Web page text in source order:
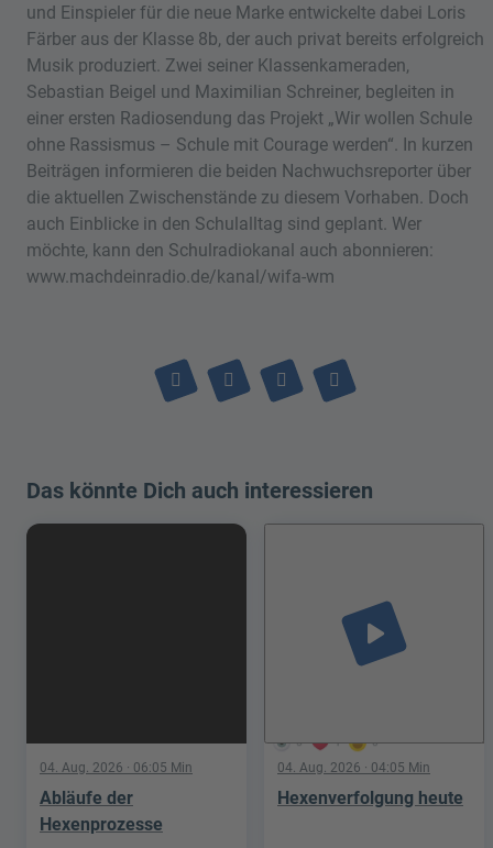
und Einspieler für die neue Marke entwickelte dabei Loris
Färber aus der Klasse 8b, der auch privat bereits erfolgreich
Musik produziert. Zwei seiner Klassenkameraden,
Sebastian Beigel und Maximilian Schreiner, begleiten in
einer ersten Radiosendung das Projekt „Wir wollen Schule
ohne Rassismus – Schule mit Courage werden“. In kurzen
Beiträgen informieren die beiden Nachwuchsreporter über
die aktuellen Zwischenstände zu diesem Vorhaben. Doch
auch Einblicke in den Schulalltag sind geplant. Wer
möchte, kann den Schulradiokanal auch abonnieren:
www.machdeinradio.de/kanal/wifa-wm
Das könnte Dich auch interessieren
04. Aug. 2026 · 06:05 Min
Abläufe der
Hexenprozesse
5 1 0
play_arrow
04. Aug. 2026 · 04:05 Min
Hexenverfolgung heute